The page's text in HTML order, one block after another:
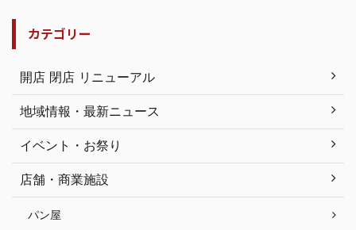
カテゴリー
開店 閉店 リニューアル
地域情報・最新ニュース
イベント・お祭り
店舗・商業施設
パン屋